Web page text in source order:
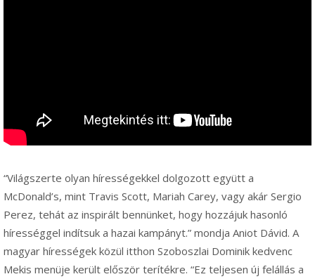
“Világszerte olyan hírességekkel dolgozott együtt a
McDonald’s, mint Travis Scott, Mariah Carey, vagy akár Sergio
Perez, tehát az inspirált bennünket, hogy hozzájuk hasonló
hírességgel indítsuk a hazai kampányt.” mondja Aniot Dávid. A
magyar hírességek közül itthon Szoboszlai Dominik kedvenc
Mekis menüje került először terítékre. “Ez teljesen új felállás a